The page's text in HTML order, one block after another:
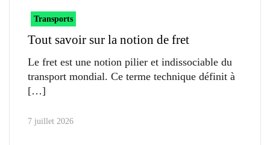
Transports
Tout savoir sur la notion de fret
Le fret est une notion pilier et indissociable du
transport mondial. Ce terme technique définit à
7 juillet 2026